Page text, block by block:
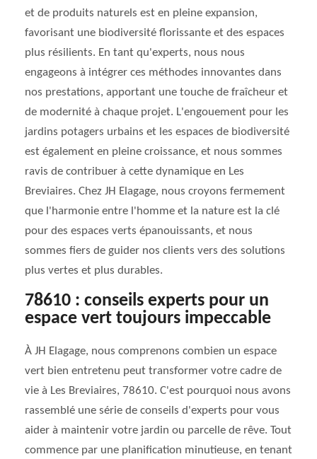
et de produits naturels est en pleine expansion,
favorisant une biodiversité florissante et des espaces
plus résilients. En tant qu'experts, nous nous
engageons à intégrer ces méthodes innovantes dans
nos prestations, apportant une touche de fraîcheur et
de modernité à chaque projet. L'engouement pour les
jardins potagers urbains et les espaces de biodiversité
est également en pleine croissance, et nous sommes
ravis de contribuer à cette dynamique en Les
Breviaires. Chez JH Elagage, nous croyons fermement
que l'harmonie entre l'homme et la nature est la clé
pour des espaces verts épanouissants, et nous
sommes fiers de guider nos clients vers des solutions
plus vertes et plus durables.
78610 : conseils experts pour un
espace vert toujours impeccable
À JH Elagage, nous comprenons combien un espace
vert bien entretenu peut transformer votre cadre de
vie à Les Breviaires, 78610. C'est pourquoi nous avons
rassemblé une série de conseils d'experts pour vous
aider à maintenir votre jardin ou parcelle de rêve. Tout
commence par une planification minutieuse, en tenant